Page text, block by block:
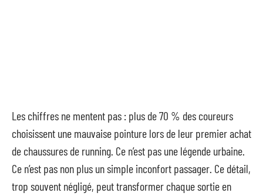
Les chiffres ne mentent pas : plus de 70 % des coureurs
choisissent une mauvaise pointure lors de leur premier achat
de chaussures de running. Ce n’est pas une légende urbaine.
Ce n’est pas non plus un simple inconfort passager. Ce détail,
trop souvent négligé, peut transformer chaque sortie en